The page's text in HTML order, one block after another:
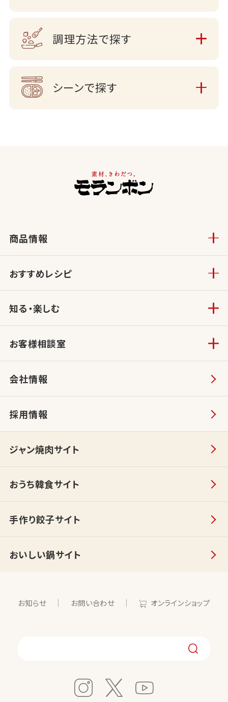
調理方法で探す
シーンで探す
商品情報
おすすめレシピ
知る・楽しむ
お客様相談室
会社情報
採用情報
ジャン焼肉サイト
おうち韓食サイト
手作り餃子サイト
おいしい鍋サイト
お知らせ お問い合わせ オンラインショップ